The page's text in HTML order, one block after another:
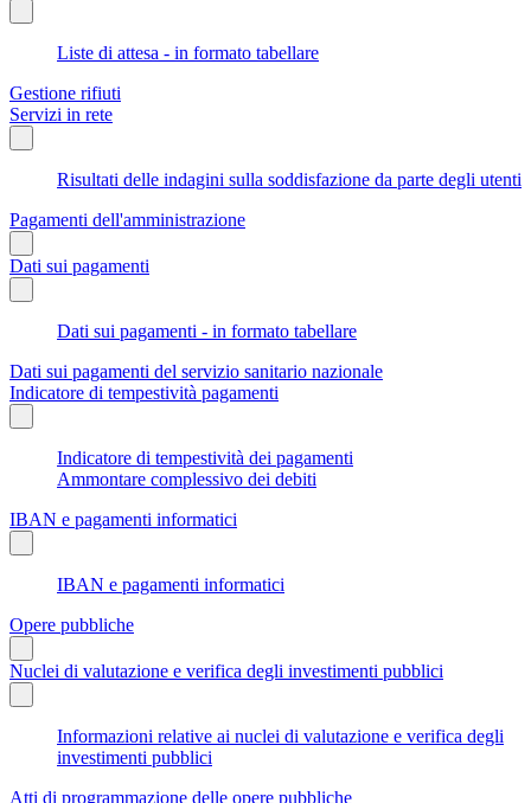
Liste di attesa - in formato tabellare
Gestione rifiuti
Servizi in rete
Risultati delle indagini sulla soddisfazione da parte degli utenti
Pagamenti dell'amministrazione
Dati sui pagamenti
Dati sui pagamenti - in formato tabellare
Dati sui pagamenti del servizio sanitario nazionale
Indicatore di tempestività pagamenti
Indicatore di tempestività dei pagamenti
Ammontare complessivo dei debiti
IBAN e pagamenti informatici
IBAN e pagamenti informatici
Opere pubbliche
Nuclei di valutazione e verifica degli investimenti pubblici
Informazioni relative ai nuclei di valutazione e verifica degli
investimenti pubblici
Atti di programmazione delle opere pubbliche